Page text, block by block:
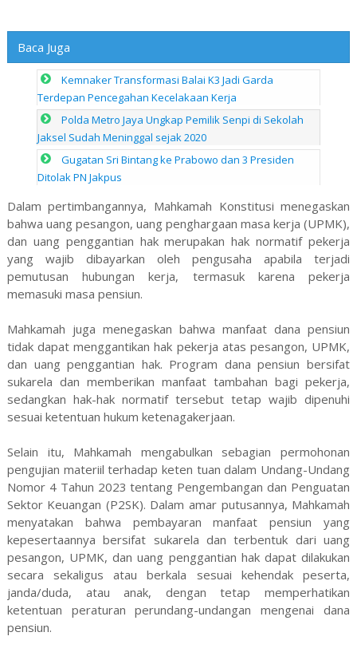
Baca Juga
Kemnaker Transformasi Balai K3 Jadi Garda
Terdepan Pencegahan Kecelakaan Kerja
Polda Metro Jaya Ungkap Pemilik Senpi di Sekolah
Jaksel Sudah Meninggal sejak 2020
Gugatan Sri Bintang ke Prabowo dan 3 Presiden
Ditolak PN Jakpus
Dalam pertimbangannya, Mahkamah Konstitusi menegaskan
bahwa uang pesangon, uang penghargaan masa kerja (UPMK),
dan uang penggantian hak merupakan hak normatif pekerja
yang wajib dibayarkan oleh pengusaha apabila terjadi
pemutusan hubungan kerja, termasuk karena pekerja
memasuki masa pensiun.
Mahkamah juga menegaskan bahwa manfaat dana pensiun
tidak dapat menggantikan hak pekerja atas pesangon, UPMK,
dan uang penggantian hak. Program dana pensiun bersifat
sukarela dan memberikan manfaat tambahan bagi pekerja,
sedangkan hak-hak normatif tersebut tetap wajib dipenuhi
sesuai ketentuan hukum ketenagakerjaan.
Selain itu, Mahkamah mengabulkan sebagian permohonan
pengujian materiil terhadap keten tuan dalam Undang-Undang
Nomor 4 Tahun 2023 tentang Pengembangan dan Penguatan
Sektor Keuangan (P2SK). Dalam amar putusannya, Mahkamah
menyatakan bahwa pembayaran manfaat pensiun yang
kepesertaannya bersifat sukarela dan terbentuk dari uang
pesangon, UPMK, dan uang penggantian hak dapat dilakukan
secara sekaligus atau berkala sesuai kehendak peserta,
janda/duda, atau anak, dengan tetap memperhatikan
ketentuan peraturan perundang-undangan mengenai dana
pensiun.